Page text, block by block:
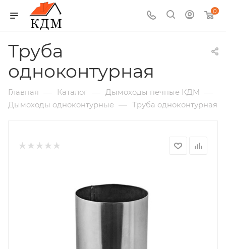
0
Труба
одноконтурная
Главная — Каталог — Дымоходы печные КДМ —
Дымоходы одноконтурные — Труба одноконтурная